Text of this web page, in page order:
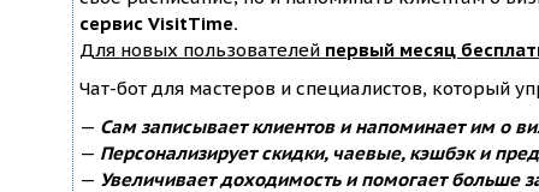
сервис VisitTime.
Для новых пользователей первый месяц
Чат-бот для мастеров и специалистов, который
— Сам записывает клиентов и напоминает им о
— Персонализирует скидки, чаевые, кэшбэк и
— Увеличивает доходимость и помогает больше